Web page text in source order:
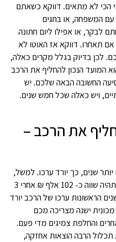
הכי לא מתאים. דווקא כשאתם
עם המשפחה, או בחגים
לבקר, או אפילו ליום חתונה
תאחרו. דווקא אז האוטו לא
לכן בדיוק בגלל מקרים כאלה,
המועד הנכון להחליף את הרכב
החשובה הבאה שלכם. יש
ויש כאלה שכל חמש שנים.
את הרכב –
שנים, כך יורד ערכו. למשל,
מכונית שעלתה 150 אלף ₪ , תהיה שווה כ- 102 אלף ₪ אחרי 3
הראשונות ערכו של הרכב יורד
לזה, מכונית ישנה מצריכה מכם
והחלפת צמיגים מדי פעם.
הרבה הוצאות אחזקה,